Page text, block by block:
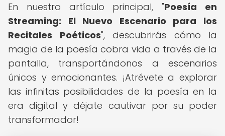
En nuestro artículo principal, "Poesía en
Streaming: El Nuevo Escenario para los
Recitales Poéticos", descubrirás cómo la
magia de la poesía cobra vida a través de la
pantalla, transportándonos a escenarios
únicos y emocionantes. ¡Atrévete a explorar
las infinitas posibilidades de la poesía en la
era digital y déjate cautivar por su poder
transformador!